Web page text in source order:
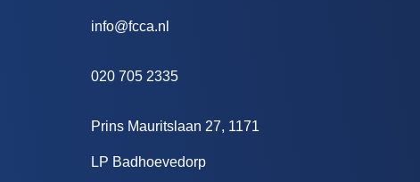
info@fcca.nl
020 705 2335
Prins Mauritslaan 27, 1171
LP Badhoevedorp